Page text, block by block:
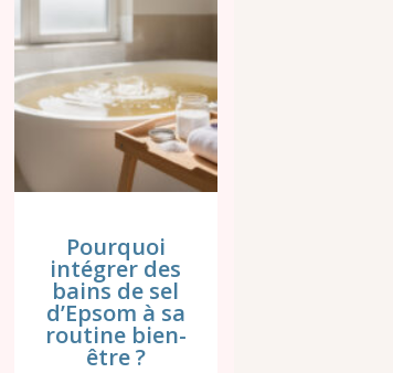
Pourquoi
intégrer des
bains de sel
d’Epsom à sa
routine bien-
être ?